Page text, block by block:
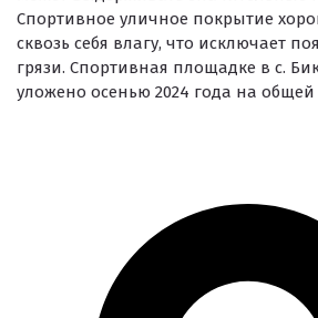
Спортивное уличное покрытие
сквозь себя влагу, что исключает
грязи. Спортивная площадке в с.
уложено осенью 2024 года на